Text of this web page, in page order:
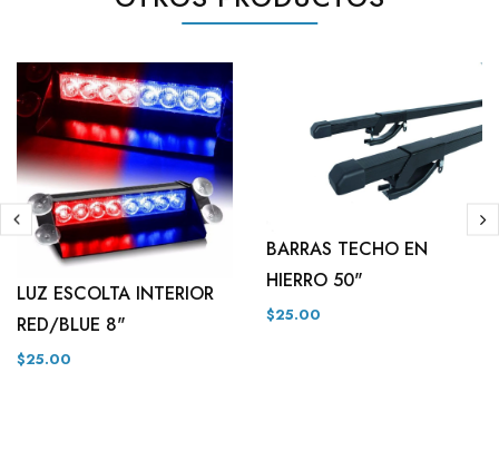
LUZ ESCOLTA INTERIOR
RED/BLUE 8"
$25.00
BARRAS TECHO EN
HIERRO 50"
$25.00